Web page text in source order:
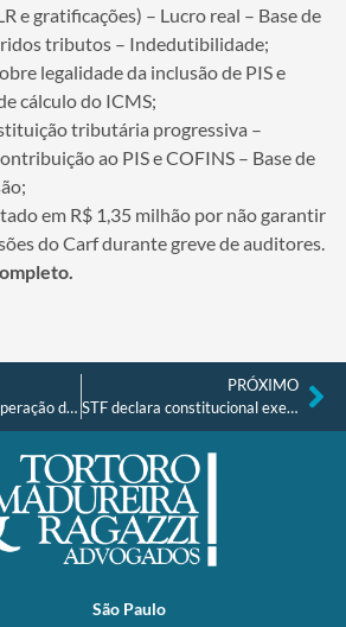
e gratificações) – Lucro real – Base de
tributos – Indedutibilidade;
legalidade da inclusão de PIS e
cálculo do ICMS;
tributária progressiva –
ao PIS e COFINS – Base de
em R$ 1,35 milhão por não garantir
do Carf durante greve de auditores.
TMR Setorial – Recuperação de Crédito, Falências e Recuperações Judiciais nº 36, de 15.01.2024
PRÓXIMO
STF declara constitucional execução extrajudicial de garantia por bancos à luz do devido processo legal e do contraditório eventual
São Paulo